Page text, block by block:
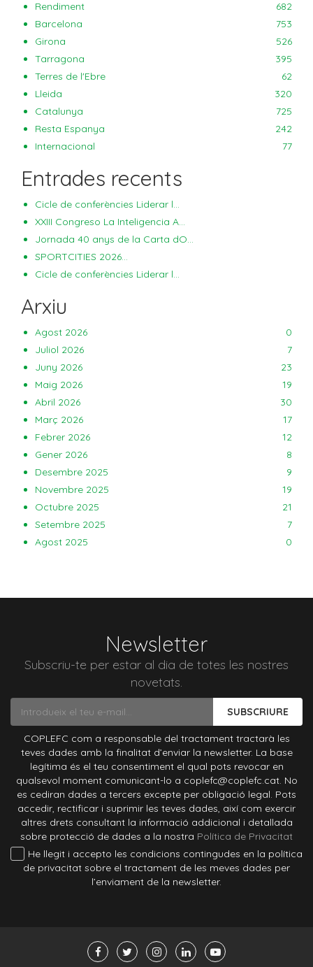
Rendiment
682
Barcelona
753
Girona
526
Tarragona
395
Terres de l'Ebre
62
Lleida
320
Catalunya
725
Resta Espanya
242
Internacional
77
Entrades recents
Cicle de conferències Liderar l...
XXIII Congreso La Inteligencia A...
Jornada 40 anys de la Carta dO...
SPORTCITIES 2026...
Cicle de conferències Liderar l...
Arxiu
Agost 2026
0
Juliol 2026
7
Juny 2026
23
Maig 2026
19
Abril 2026
30
Març 2026
17
Febrer 2026
12
Gener 2026
8
Desembre 2025
9
Novembre 2025
19
Octubre 2025
21
Setembre 2025
7
Agost 2025
0
Newsletter
Subscriu-te per estar al dia de totes les nostres
novetats.
SUBSCRIURE
COPLEFC com a responsable del tractament tractarà les
teves dades amb la finalitat d’enviar la newsletter. La base
legítima és el teu consentiment el qual pots revocar en
qualsevol moment comunicant-lo a coplefc@coplefc.cat. No
es cediran dades a tercers excepte per obligació legal. Pots
accedir, rectificar i suprimir les teves dades, així com exercir
altres drets consultant la informació addicional i detallada
sobre protecció de dades a la nostra Política de Privacitat
He llegit i accepto les condicions contingudes en la política
de privacitat sobre el tractament de les meves dades per
l’enviament de la newsletter.